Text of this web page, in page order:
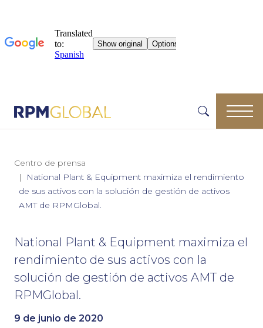
Centro de prensa
National Plant & Equipment maximiza el rendimiento
de sus activos con la solución de gestión de activos
AMT de RPMGlobal.
National Plant & Equipment maximiza el
rendimiento de sus activos con la
solución de gestión de activos AMT de
RPMGlobal.
9 de junio de 2020